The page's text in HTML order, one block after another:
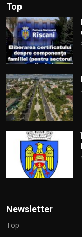
Top
Newsletter
Top